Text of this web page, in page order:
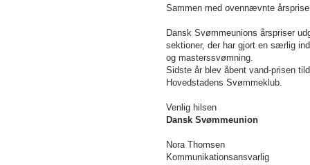
Sammen med ovennævnte
Dansk Svømmeunions årspriser
sektioner, der har gjort en særlig
og masterssvømning.
Sidste år blev åbent vand-prisen
Hovedstadens Svømmeklub.
Venlig hilsen
Dansk Svømmeunion
Nora Thomsen
Kommunikationsansvarlig